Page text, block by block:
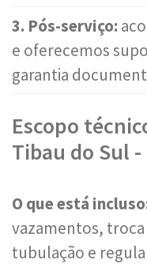
3. Pós-serviço:
e oferecemos
garantia
Escopo
Tibau do Sul -
O que está
vazamentos,
tubulação e